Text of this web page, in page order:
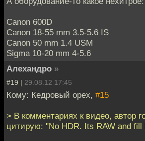
Canon 600D
Canon 18-55 mm 3.5-5.6 IS
Canon 50 mm 1.4 USM
Sigma 10-20 mm 4-5.6
Алехандро »
#19 | 29.08.12 17:45
Кому: Кедровый орех, #15
> В комментариях к видео, автор
цитирую: "No HDR. Its RAW and fill